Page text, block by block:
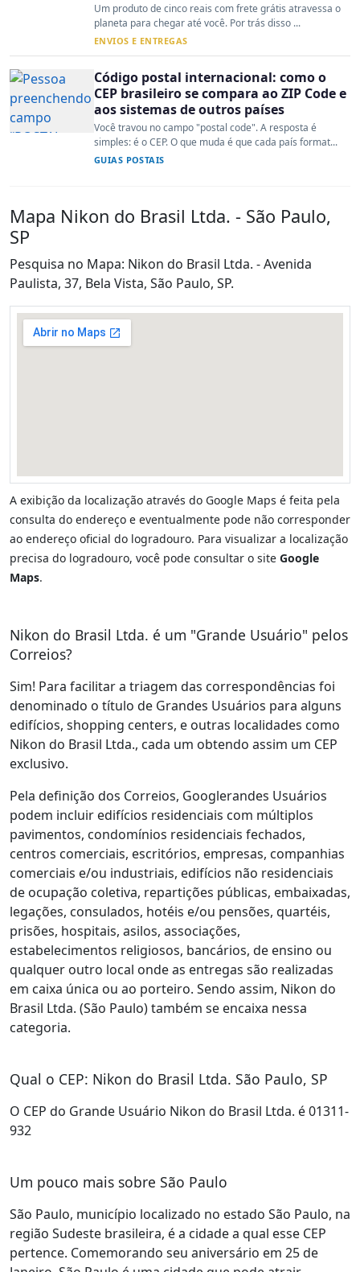
Um produto de cinco reais com frete grátis atravessa o
planeta para chegar até você. Por trás disso ...
ENVIOS E ENTREGAS
Código postal internacional: como o
CEP brasileiro se compara ao ZIP Code e
aos sistemas de outros países
Você travou no campo "postal code". A resposta é
simples: é o CEP. O que muda é que cada país format...
GUIAS POSTAIS
Mapa Nikon do Brasil Ltda. - São Paulo,
SP
Pesquisa no Mapa: Nikon do Brasil Ltda. - Avenida
Paulista, 37, Bela Vista, São Paulo, SP.
A exibição da localização através do Google Maps é feita pela
consulta do endereço e eventualmente pode não corresponder
ao endereço oficial do logradouro. Para visualizar a localização
precisa do logradouro, você pode consultar o site Google
Maps.
Nikon do Brasil Ltda. é um "Grande Usuário" pelos
Correios?
Sim! Para facilitar a triagem das correspondências foi
denominado o título de Grandes Usuários para alguns
edifícios, shopping centers, e outras localidades como
Nikon do Brasil Ltda., cada um obtendo assim um CEP
exclusivo.
Pela definição dos Correios, Googlerandes Usuários
podem incluir edifícios residenciais com múltiplos
pavimentos, condomínios residenciais fechados,
centros comerciais, escritórios, empresas, companhias
comerciais e/ou industriais, edifícios não residenciais
de ocupação coletiva, repartições públicas, embaixadas,
legações, consulados, hotéis e/ou pensões, quartéis,
prisões, hospitais, asilos, associações,
estabelecimentos religiosos, bancários, de ensino ou
qualquer outro local onde as entregas são realizadas
em caixa única ou ao porteiro. Sendo assim, Nikon do
Brasil Ltda. (São Paulo) também se encaixa nessa
categoria.
Qual o CEP: Nikon do Brasil Ltda. São Paulo, SP
O CEP do Grande Usuário Nikon do Brasil Ltda. é 01311-
932
Um pouco mais sobre São Paulo
São Paulo, município localizado no estado São Paulo, na
região Sudeste brasileira, é a cidade a qual esse CEP
pertence. Comemorando seu aniversário em 25 de